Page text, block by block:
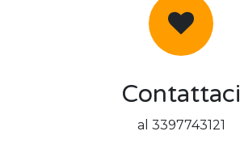
Contattaci
al 3397743121